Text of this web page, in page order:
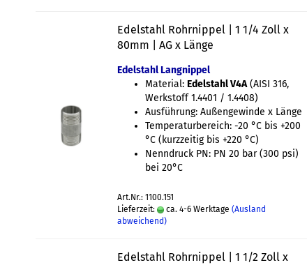
Edelstahl Rohrnippel | 1 1/4 Zoll x
80mm | AG x Länge
Edelstahl Langnippel
Material:Edelstahl V4A(AISI 316,
Werkstoff 1.4401 / 1.4408)
Ausführung: Außengewinde x Länge
Temperaturbereich: -20 °C bis +200
°C (kurzzeitig bis +220 °C)
Nenndruck PN: PN 20 bar (300 psi)
bei 20°C
Art.Nr.: 1100.151
Lieferzeit:
ca. 4-6 Werktage (Ausland
abweichend)
Edelstahl Rohrnippel | 1 1/2 Zoll x